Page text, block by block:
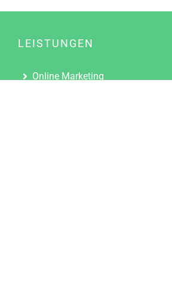
LEISTUNGEN
Online Marketing